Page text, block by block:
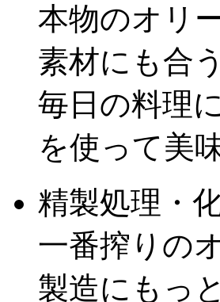
本物のオリ
素材にも合
毎日の料理
を使って美
精製処理・
一番搾りの
製造にもっ